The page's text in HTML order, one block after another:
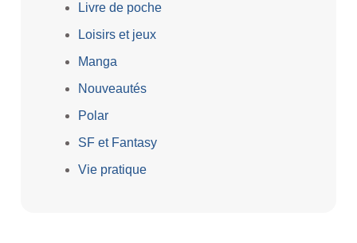
Livre de poche
Loisirs et jeux
Manga
Nouveautés
Polar
SF et Fantasy
Vie pratique